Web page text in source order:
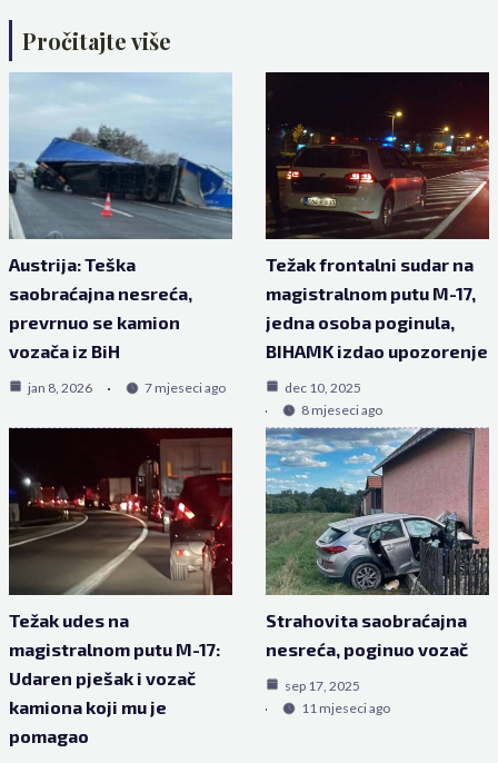
Pročitajte više
Austrija: Teška
saobraćajna nesreća,
prevrnuo se kamion
vozača iz BiH
jan 8, 2026 7 mjeseci ago
Težak frontalni sudar na
magistralnom putu M-17,
jedna osoba poginula,
BIHAMK izdao upozorenje
dec 10, 2025
8 mjeseci ago
Težak udes na
magistralnom putu M-17:
Udaren pješak i vozač
kamiona koji mu je
pomagao
Strahovita saobraćajna
nesreća, poginuo vozač
sep 17, 2025
11 mjeseci ago